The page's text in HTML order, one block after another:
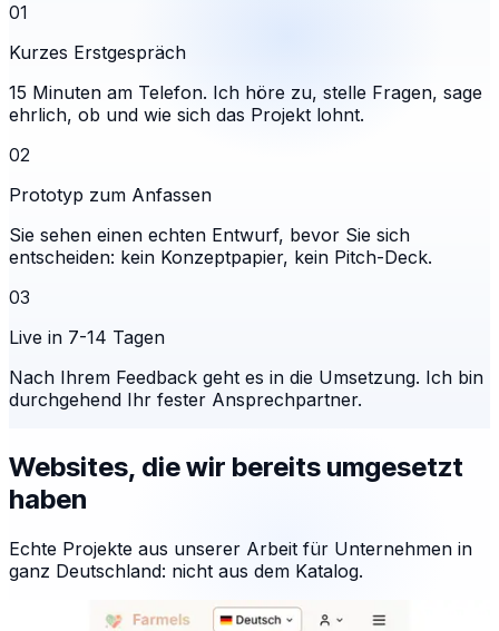
01
Kurzes Erstgespräch
15 Minuten am Telefon. Ich höre zu, stelle Fragen, sage
ehrlich, ob und wie sich das Projekt lohnt.
02
Prototyp zum Anfassen
Sie sehen einen echten Entwurf, bevor Sie sich
entscheiden: kein Konzeptpapier, kein Pitch-Deck.
03
Live in 7-14 Tagen
Nach Ihrem Feedback geht es in die Umsetzung. Ich bin
durchgehend Ihr fester Ansprechpartner.
Websites, die wir bereits umgesetzt
haben
Echte Projekte aus unserer Arbeit für Unternehmen in
ganz Deutschland: nicht aus dem Katalog.